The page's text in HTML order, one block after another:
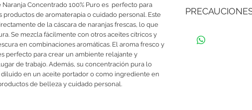
Concentrado 100% Puro es  perfecto para
productos de aromaterapia o cuidado personal. Este
de la cáscara de naranjas frescas, lo que
Se mezcla fácilmente con otros aceites cítricos y
en combinaciones aromáticas. El aroma fresco y
perfecto para crear un ambiente relajante y
de trabajo. Además, su concentración pura lo
en un aceite portador o como ingrediente en
de belleza y cuidado personal.
difusores durante el
aceites como
caliente.Agrega unas
a una loción o
del envase bien